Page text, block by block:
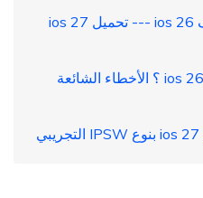
الجزء 4: أفضل بديل لـ ملف ios 26 --- تحميل ios 27
الجزء 5: فشل تثبيت ملف ios 26 ؟ الأخطاء الشائعة